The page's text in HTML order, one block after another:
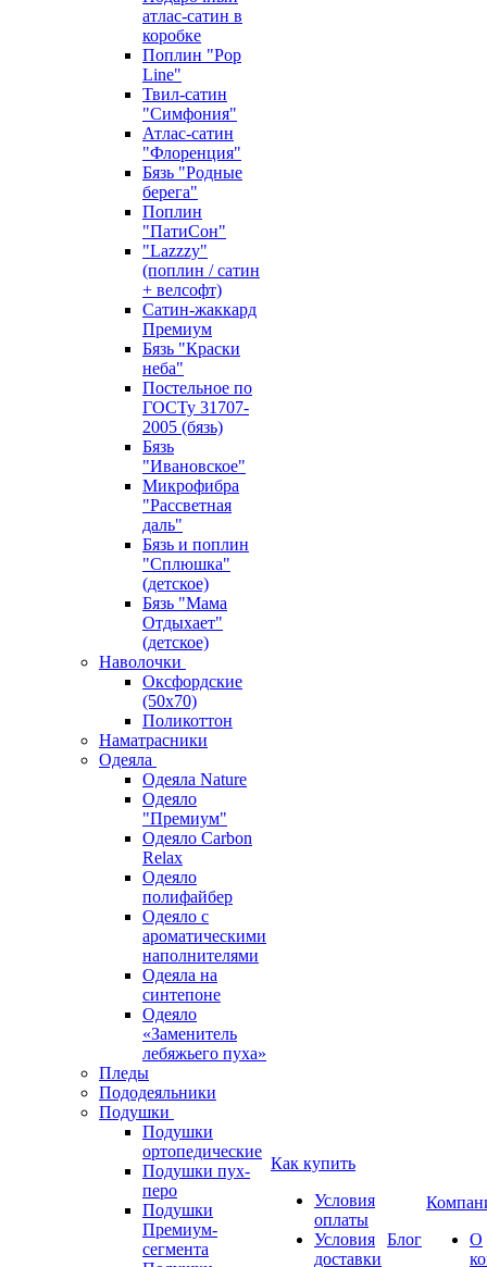
атлас-сатин в
коробке
Поплин "Pop
Line"
Твил-сатин
"Симфония"
Атлас-сатин
"Флоренция"
Бязь "Родные
берега"
Поплин
"ПатиСон"
"Lazzzy"
(поплин / сатин
+ велсофт)
Сатин-жаккард
Премиум
Бязь "Краски
неба"
Постельное по
ГОСТу 31707-
2005 (бязь)
Бязь
"Ивановское"
Микрофибра
"Рассветная
даль"
Бязь и поплин
"Сплюшка"
(детское)
Бязь "Мама
Отдыхает"
(детское)
Наволочки
Оксфордские
(50х70)
Поликоттон
Наматрасники
Одеяла
Одеяла Nature
Одеяло
"Премиум"
Одеяло Carbon
Relax
Одеяло
полифайбер
Одеяло с
ароматическими
наполнителями
Одеяла на
синтепоне
Одеяло
«Заменитель
лебяжьего пуха»
Пледы
Пододеяльники
Подушки
Подушки
ортопедические
Подушки пух-
перо
Подушки
Премиум-
сегмента
Как купить
Условия
оплаты
Условия
доставки
Блог
О